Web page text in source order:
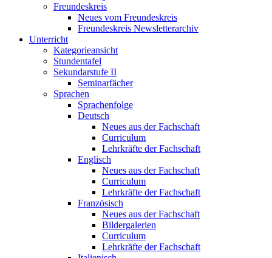
Freundeskreis
Neues vom Freundeskreis
Freundeskreis Newsletterarchiv
Unterricht
Kategorieansicht
Stundentafel
Sekundarstufe II
Seminarfächer
Sprachen
Sprachenfolge
Deutsch
Neues aus der Fachschaft
Curriculum
Lehrkräfte der Fachschaft
Englisch
Neues aus der Fachschaft
Curriculum
Lehrkräfte der Fachschaft
Französisch
Neues aus der Fachschaft
Bildergalerien
Curriculum
Lehrkräfte der Fachschaft